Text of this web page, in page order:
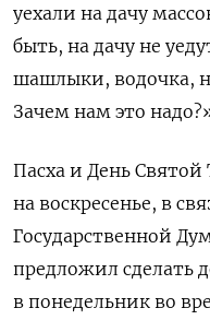
уехали на дачу
быть, на дачу не
шашлыки, водочка,
Зачем нам это
Пасха и День
на воскресенье, в
Государственной
предложил сделать
в понедельник во